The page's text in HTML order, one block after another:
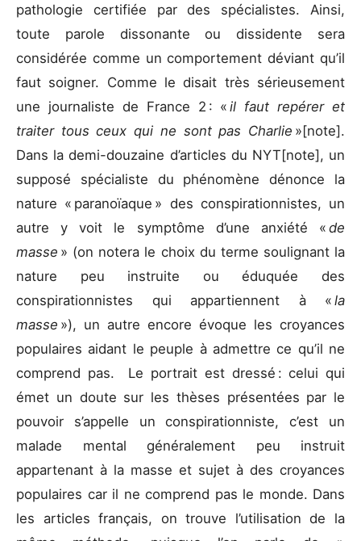
pathologie certifiée par des spécialistes. Ainsi,
toute parole dissonante ou dissidente sera
considérée comme un comportement déviant qu’il
faut soigner. Comme le disait très sérieusement
une journaliste de France 2 : « il faut repérer et
traiter tous ceux qui ne sont pas Charlie »[note].
Dans la demi-douzaine d’articles du NYT[note], un
supposé spécialiste du phénomène dénonce la
nature « paranoïaque » des conspirationnistes, un
autre y voit le symptôme d’une anxiété « de
masse » (on notera le choix du terme soulignant la
nature peu instruite ou éduquée des
conspirationnistes qui appartiennent à « la
masse »), un autre encore évoque les croyances
populaires aidant le peuple à admettre ce qu’il ne
comprend pas. Le portrait est dressé : celui qui
émet un doute sur les thèses présentées par le
pouvoir s’appelle un conspirationniste, c’est un
malade mental généralement peu instruit
appartenant à la masse et sujet à des croyances
populaires car il ne comprend pas le monde. Dans
les articles français, on trouve l’utilisation de la